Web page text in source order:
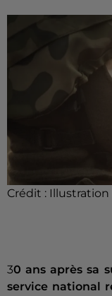
Crédit : Illustration
30 ans après sa
service national